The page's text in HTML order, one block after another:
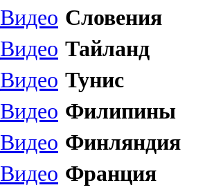
Видео Словения
Видео Тайланд
Видео Тунис
Видео Филипины
Видео Финляндия
Видео Франция